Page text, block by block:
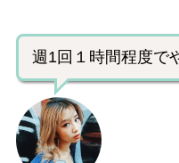
週1回１時間程度で